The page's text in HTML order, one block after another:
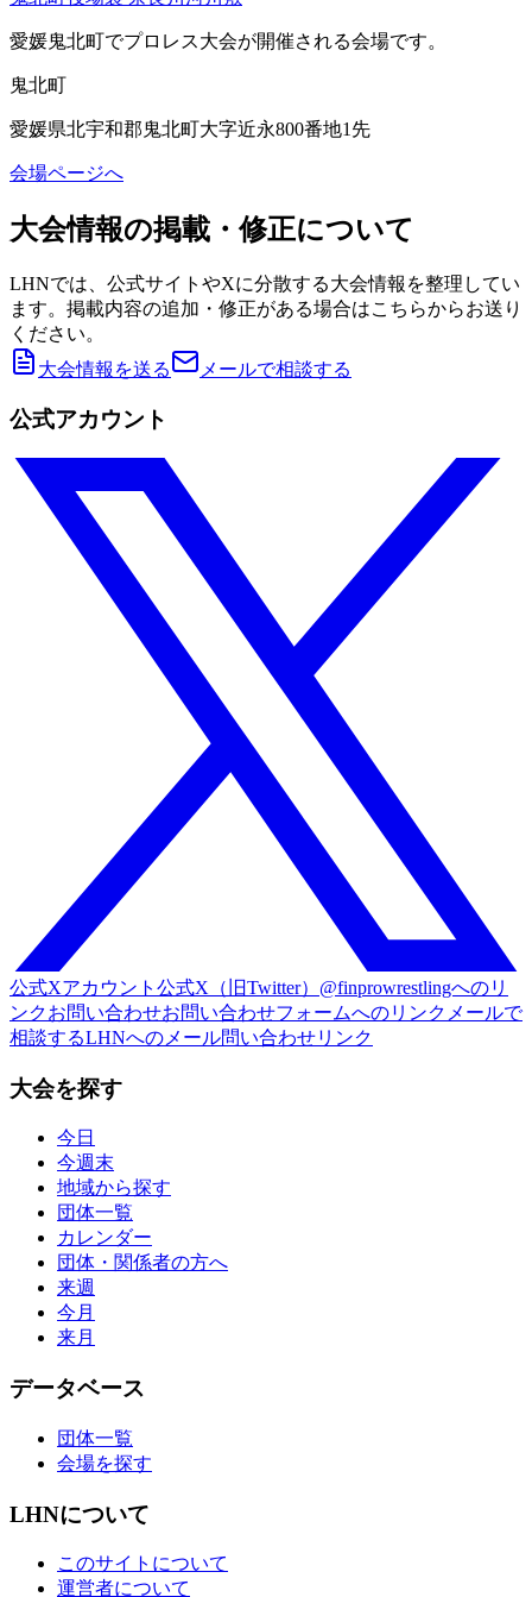
愛媛鬼北町でプロレス大会が開催される会場です。
鬼北町
愛媛県北宇和郡鬼北町大字近永800番地1先
会場ページへ
大会情報の掲載・修正について
LHNでは、公式サイトやXに分散する大会情報を整理してい
ます。掲載内容の追加・修正がある場合はこちらからお送り
ください。
大会情報を送る
メールで相談する
公式アカウント
公式Xアカウント 公式X（旧Twitter）@finprowrestlingへのリ
ンクお問い合わせお問い合わせフォームへのリンク メールで
相談するLHNへのメール問い合わせリンク
大会を探す
今日
今週末
地域から探す
団体一覧
カレンダー
団体・関係者の方へ
来週
今月
来月
データベース
団体一覧
会場を探す
LHNについて
このサイトについて
運営者について